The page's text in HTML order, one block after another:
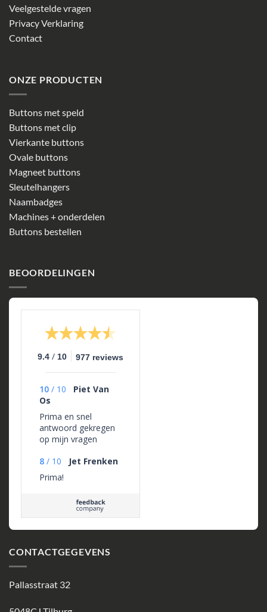
Veelgestelde vragen
Privacy Verklaring
Contact
ONZE PRODUCTEN
Buttons met speld
Buttons met clip
Vierkante buttons
Ovale buttons
Magneet buttons
Sleutelhangers
Naambadges
Machines + onderdelen
Buttons bestellen
BEOORDELINGEN
9.4 / 10 977 reviews
10 / 10
Piet Van
Os
Prima en snel
antwoord gekregen
op mijn vragen
8 / 10
Jet Frenken
Prima!
CONTACTGEGEVENS
Pallasstraat 32